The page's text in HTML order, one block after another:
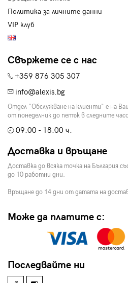
Политика за личните данни
VIP клуб
Свържете се с нас
+359 876 305 307
info@alexis.bg
Отдел "Обслужване на клиенти" е на
от понеделник до петък в следните
09:00 - 18:00 ч.
Доставка и връщане
Доставка до всяка точка на България
до 10 работни дни.
Връщане до 14 дни от датата на
Може да платите с:
Последвайте ни